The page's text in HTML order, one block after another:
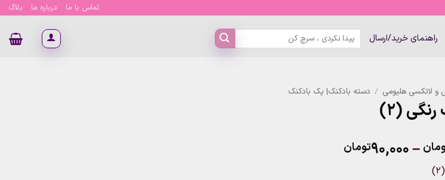
تماس با ما درباره ما بلاگ
راهنمای خرید/ارسال
جستجو
برای:
و لاتکسی هلیومی / دسته بادکنک| پک بادکنک
(۲)
–۹۰,۰۰۰تومان